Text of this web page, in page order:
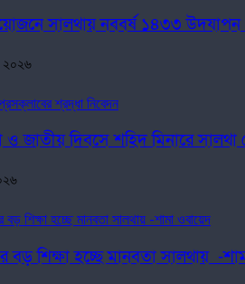
সালথায় নববর্ষ ১৪৩৩ উদযাপন ও
২০২৬
ও জাতীয় দিবসে শহিদ মিনারে সালথা
বড় শিক্ষা হচ্ছে মানবতা সালথায় -